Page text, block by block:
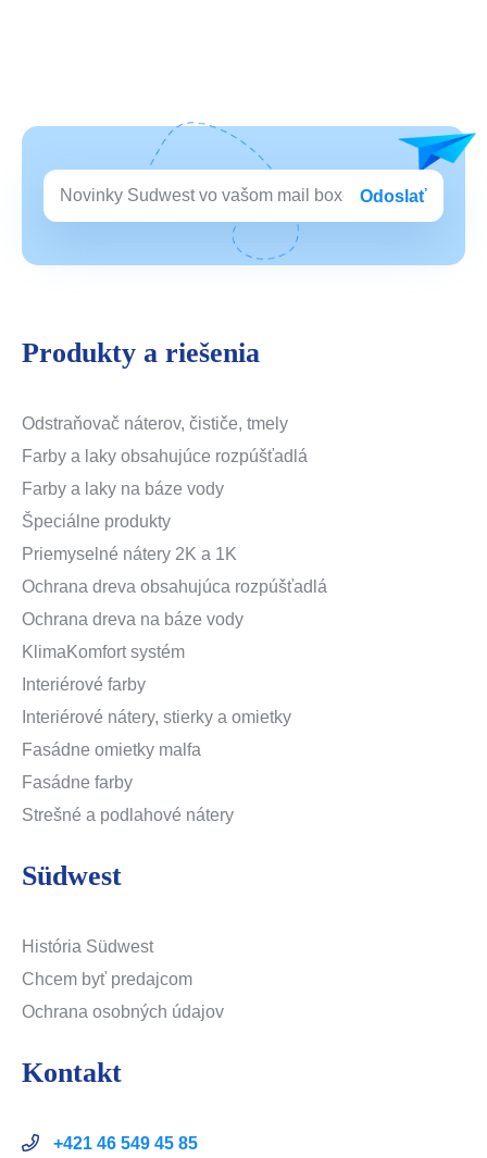
Odoslať
Produkty a riešenia
Odstraňovač náterov, čističe, tmely
Farby a laky obsahujúce rozpúšťadlá
Farby a laky na báze vody
Špeciálne produkty
Priemyselné nátery 2K a 1K
Ochrana dreva obsahujúca rozpúšťadlá
Ochrana dreva na báze vody
KlimaKomfort systém
Interiérové farby
Interiérové nátery, stierky a omietky
Fasádne omietky malfa
Fasádne farby
Strešné a podlahové nátery
Südwest
História Südwest
Chcem byť predajcom
Ochrana osobných údajov
Kontakt
+421 46 549 45 85